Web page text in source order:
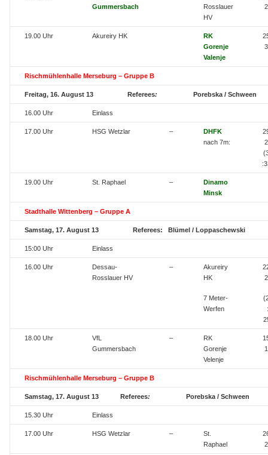
Gummersbach
Rosslauer
HV
19.00 Uhr Akureiry HK
RK
Gorenje
Valenje
Rischmühlenhalle Merseburg – Gruppe B
Freitag, 16. August 13 Referees: Porebska / Schween
16.00 Uhr Einlass
17.00 Uhr HSG Wetzlar –
DHFK
nach 7m:
19.00 Uhr St. Raphael –
Dinamo
Minsk
Stadthalle Wittenberg – Gruppe A
Samstag, 17. August 13 Referees: Blümel / Loppaschewski
15:00 Uhr Einlass
16.00 Uhr
Dessau-
Rosslauer HV
–
Akureiry
HK
7 Meter-
Werfen
18.00 Uhr
VfL
Gummersbach
–
RK
Gorenje
Velenje
Rischmühlenhalle Merseburg – Gruppe B
Samstag, 17. August 13 Referees: Porebska / Schween
15.30 Uhr Einlass
17.00 Uhr HSG Wetzlar –
St.
Raphael